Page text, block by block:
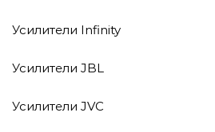
Усилители Infinity
Усилители JBL
Усилители JVC